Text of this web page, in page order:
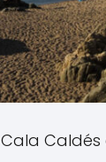
Cala Caldés